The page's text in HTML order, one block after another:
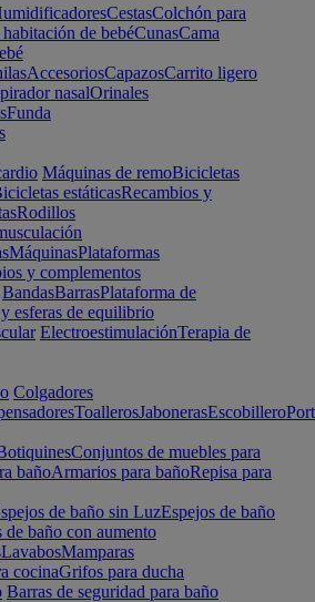
CestasColchón para
de bebéCunasCama
AccesoriosCapazosCarrito ligero
nasalOrinales
Funda
Máquinas de remoBicicletas
estáticasRecambios y
Rodillos
MáquinasPlataformas
y complementos
BandasBarrasPlataforma de
esferas de equilibrio
ElectroestimulaciónTerapia de
Colgadores
ToallerosJabonerasEscobillero
Conjuntos de muebles para
bañoArmarios para bañoRepisa para
de baño sin LuzEspejos de baño
de baño con aumento
LavabosMamparas
cocinaGrifos para ducha
Barras de seguridad para baño